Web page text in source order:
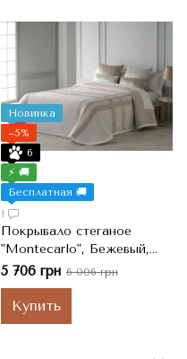
Новинка
−5%
6
⚡ 🚚
Бесплатная 🚚
1
Покрывало стеганое
"Montecarlo", Бежевый,
280x280 см, Евро Макси
5 706 грн 6 006 грн
Купить